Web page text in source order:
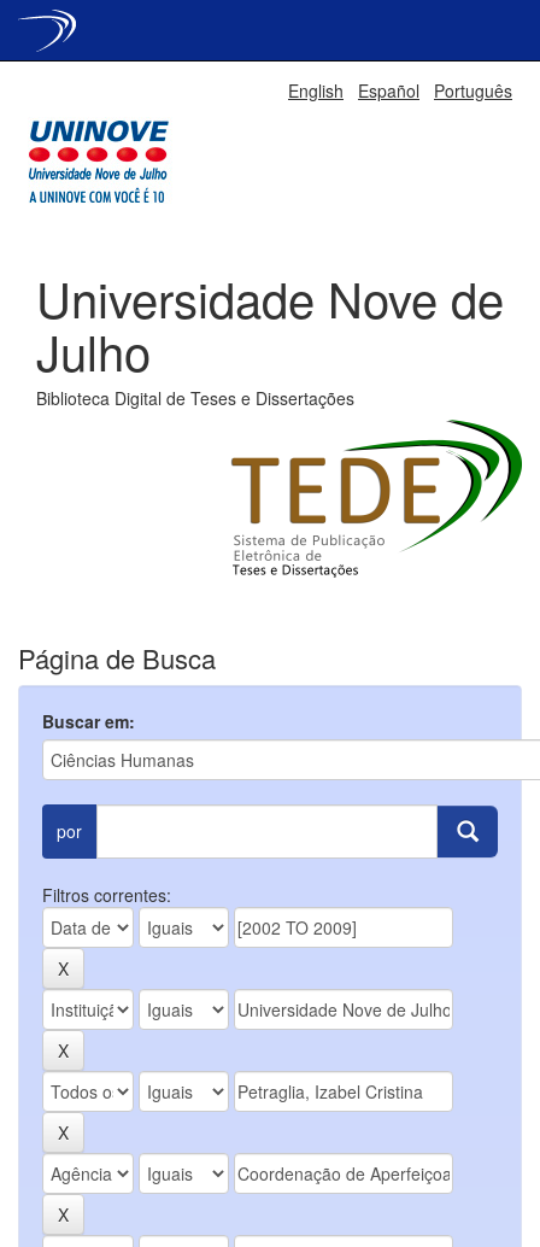
English Español Português
Universidade Nove de
Julho
Biblioteca Digital de Teses e Dissertações
Página de Busca
Buscar em:
por
Filtros correntes: